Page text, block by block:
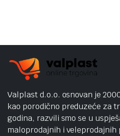
Valplast d.o.o. osnovan je
kao porodično preduzeće za
godina, razvili smo se u
maloprodajnih i veleprodajnih